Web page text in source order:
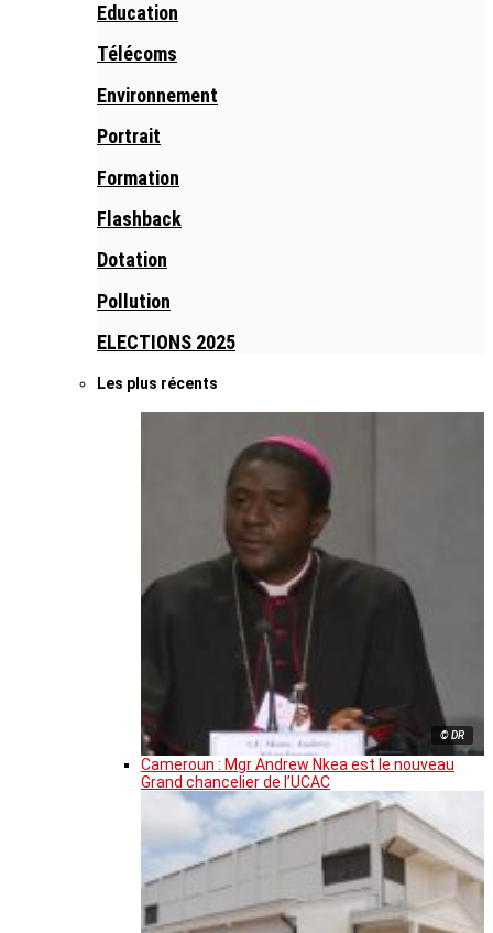
Education
Télécoms
Environnement
Portrait
Formation
Flashback
Dotation
Pollution
ELECTIONS 2025
Les plus récents
© DR
Cameroun : Mgr Andrew Nkea est le nouveau
Grand chancelier de l’UCAC